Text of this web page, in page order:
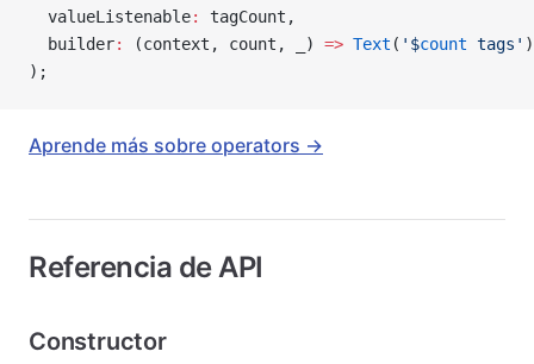
  valueListenable
:
tagCount,
  builder
: (context, count, _) => Text ( ' $count tags'
);
Aprende más sobre operators →
Referencia de API
Constructor